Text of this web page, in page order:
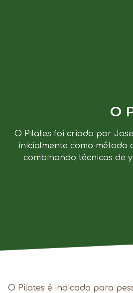
O
O Pilates foi criado por
inicialmente como método
combinando técnicas de
O Pilates é indicado para